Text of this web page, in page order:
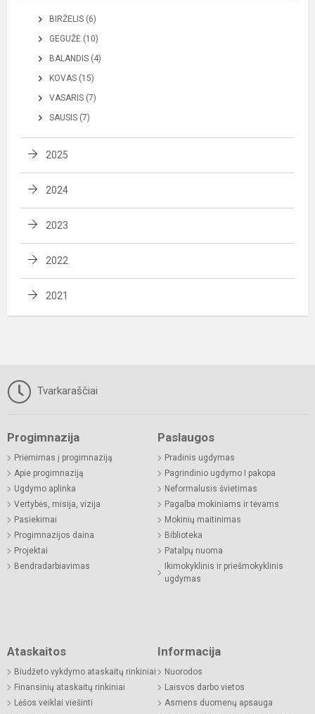
BIRŽELIS (6)
GEGUŽĖ (10)
BALANDIS (4)
KOVAS (15)
VASARIS (7)
SAUSIS (7)
2025
2024
2023
2022
2021
Tvarkaraščiai
Progimnazija
Priėmimas į progimnaziją
Apie progimnaziją
Ugdymo aplinka
Vertybės, misija, vizija
Pasiekimai
Progimnazijos daina
Projektai
Bendradarbiavimas
Paslaugos
Pradinis ugdymas
Pagrindinio ugdymo I pakopa
Neformalusis švietimas
Pagalba mokiniams ir tėvams
Mokinių maitinimas
Biblioteka
Patalpų nuoma
Ikimokyklinis ir priešmokyklinis
ugdymas
Ataskaitos
Biudžeto vykdymo ataskaitų rinkiniai
Finansinių ataskaitų rinkiniai
Lėšos veiklai viešinti
Informacija
Nuorodos
Laisvos darbo vietos
Asmens duomenų apsauga